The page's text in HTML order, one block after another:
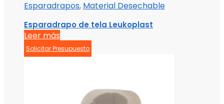
Esparadrapos, Material Desechable
Esparadrapo de tela Leukoplast
Leer más
Solicitar Presupuesto